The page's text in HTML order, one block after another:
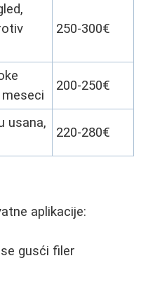
250-300€
200-250€
usana,
220-280€
aplikacije:
gusći filer